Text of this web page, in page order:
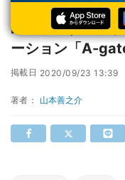
NTTデータのパ
ーション「A-
掲載日 2020/09/23 13:39
著者： 山本善之介